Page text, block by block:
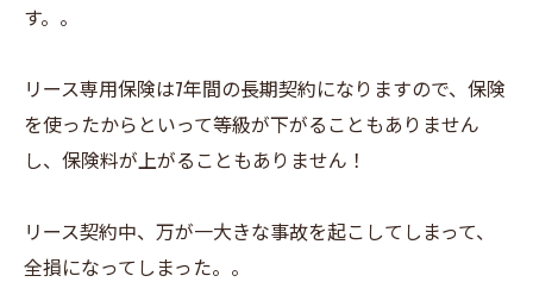
す。。
リース専用保険は7年間の長期契約になりますので、保険
を使ったからといって等級が下がることもありません
し、保険料が上がることもありません！
リース契約中、万が一大きな事故を起こしてしまって、
全損になってしまった。。